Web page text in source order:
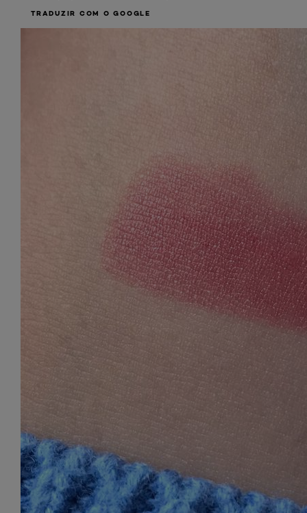
TRADUZIR COM O GOOGLE